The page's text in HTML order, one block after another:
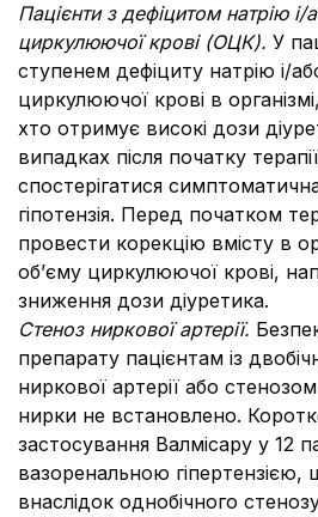
Пацієнти з дефіцитом натрію і/
циркулюючої крові (ОЦК). У
ступенем дефіциту натрію і/
циркулюючої крові в
хто отримує високі дози
випадках після початку
спостерігатися
гіпотензія. Перед початком
провести корекцію вмісту в
об’єму циркулюючої крові,
зниження дози діуретика.
Стеноз ниркової артерії.
препарату пацієнтам із
ниркової артерії або
нирки не встановлено.
застосування Валмісару у 12
вазоренальною гіпертензією,
внаслідок однобічного